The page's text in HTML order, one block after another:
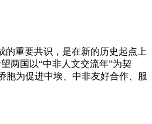
的重要共识，是在新的历史起点上
两国以“中非人文交流年”为契
胞为促进中埃、中非友好合作、服